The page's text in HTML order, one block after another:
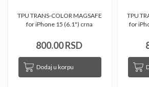
TPU TRANS-COLOR MAGSAFE
for iPhone 15 (6.1") crna
800.00 RSD
Dodaj u korpu
TPU
for